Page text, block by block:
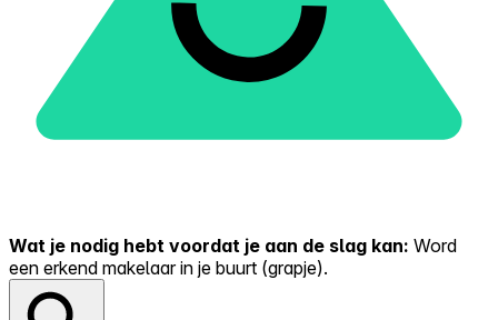
Wat je nodig hebt voordat je aan de slag kan: Word
een erkend makelaar in je buurt (grapje).